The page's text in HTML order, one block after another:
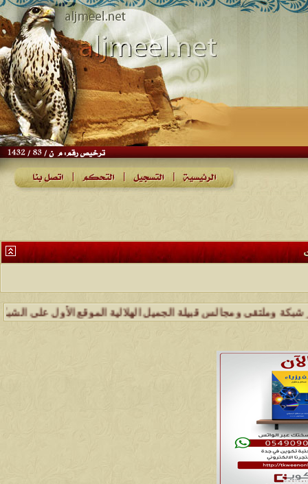
وملتقى ومجالس قبيلة الجميل الهلالية الموقع الأول على الشبكة